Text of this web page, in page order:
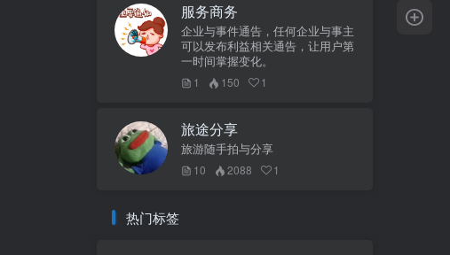
服务商务
企业与事件通告，任何企业与事主
可以发布利益相关通告，让用户第
一时间掌握变化。
1 150 1
旅途分享
旅游随手拍与分享
10 2088 1
热门标签